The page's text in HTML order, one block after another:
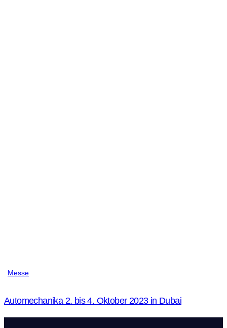
Messe
Automechanika 2. bis 4. Oktober 2023 in Dubai